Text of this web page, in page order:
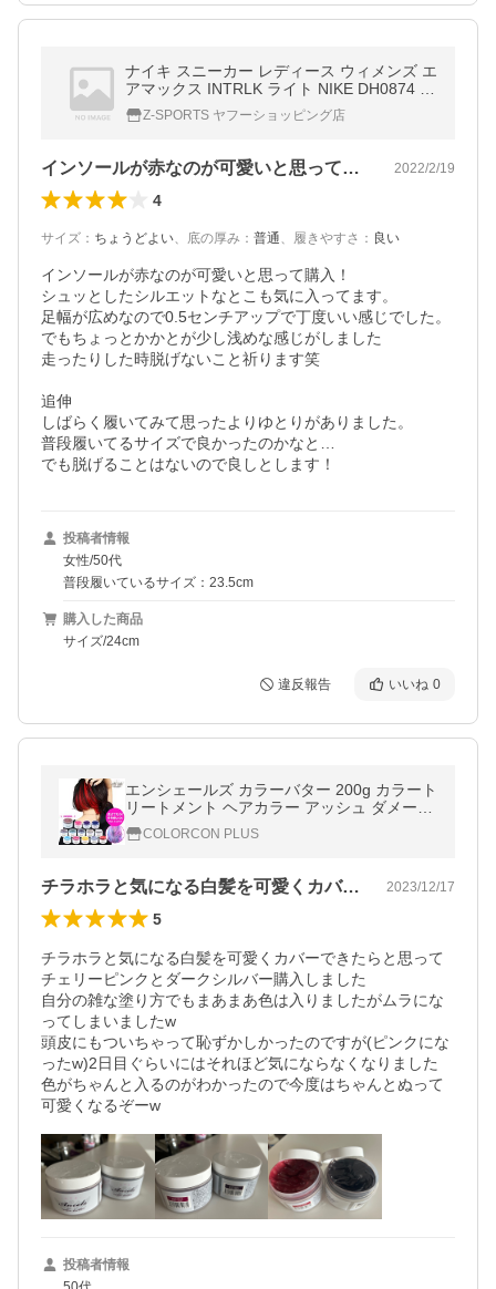
ナイキ スニーカー レディース ウィメンズ エ
アマックス INTRLK ライト NIKE DH0874 ブ
ラック 黒 シューズ ローカット ブランド
Z-SPORTS ヤフーショッピング店
インソールが赤なのが可愛いと思って購入… 2022/2/19
4
サイズ ： ちょうどよい、 底の厚み ： 普通、 履きやすさ ： 良い
インソールが赤なのが可愛いと思って購入！
シュッとしたシルエットなとこも気に入ってます。
足幅が広めなので0.5センチアップで丁度いい感じでした。
でもちょっとかかとが少し浅めな感じがしました
走ったりした時脱げないこと祈ります笑
追伸
しばらく履いてみて思ったよりゆとりがありました。
普段履いてるサイズで良かったのかなと…
でも脱げることはないので良しとします！
投稿者情報
女性/50代
普段履いているサイズ：23.5cm
購入した商品
サイズ/24cm
違反報告 いいね 0
エンシェールズ カラーバター 200g カラート
リートメント ヘアカラー アッシュ ダメージ
ヘア *BE0055*
COLORCON PLUS
チラホラと気になる白髪を可愛くカバーで… 2023/12/17
5
チラホラと気になる白髪を可愛くカバーできたらと思って
チェリーピンクとダークシルバー購入しました
自分の雑な塗り方でもまあまあ色は入りましたがムラにな
ってしまいましたw
頭皮にもついちゃって恥ずかしかったのですが(ピンクにな
ったw)2日目ぐらいにはそれほど気にならなくなりました
色がちゃんと入るのがわかったので今度はちゃんとぬって
投稿者情報